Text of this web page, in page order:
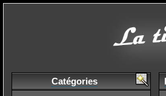
Catégories